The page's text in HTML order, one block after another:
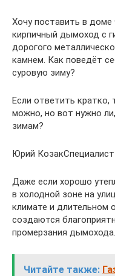
Хочу поставить в доме
кирпичный дымоход с
дорогого
камнем. Как поведёт
суровую зиму?
Если ответить
можно, но вот нужно
зимам?
Юрий
Даже если хорошо
в холодной зоне на
климате и длительном
создаются
промерзания
Читайте также: